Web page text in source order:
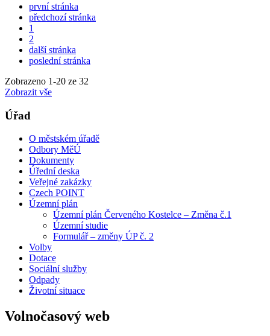
první stránka
předchozí stránka
1
2
další stránka
poslední stránka
Zobrazeno 1-20 ze 32
Zobrazit vše
Úřad
O městském úřadě
Odbory MěÚ
Dokumenty
Úřední deska
Veřejné zakázky
Czech POINT
Územní plán
Územní plán Červeného Kostelce – Změna č.1
Územní studie
Formulář – změny ÚP č. 2
Volby
Dotace
Sociální služby
Odpady
Životní situace
Volnočasový web